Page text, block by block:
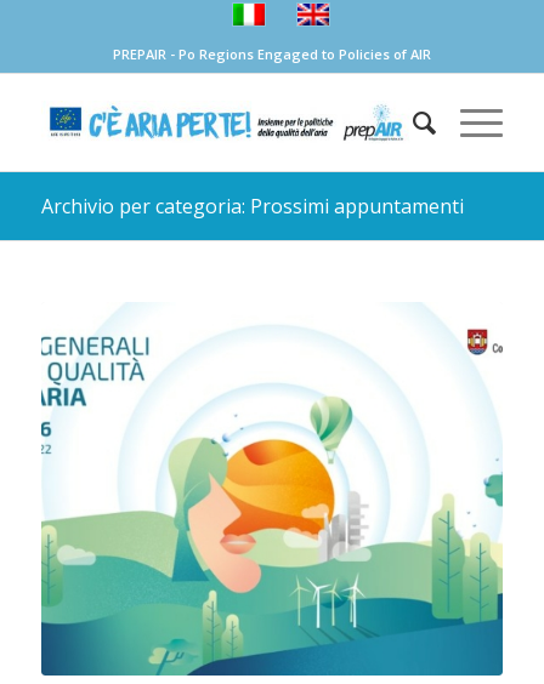
PREPAIR - Po Regions Engaged to Policies of AIR
Archivio per categoria: Prossimi appuntamenti